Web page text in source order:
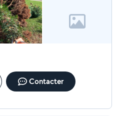
Contacter